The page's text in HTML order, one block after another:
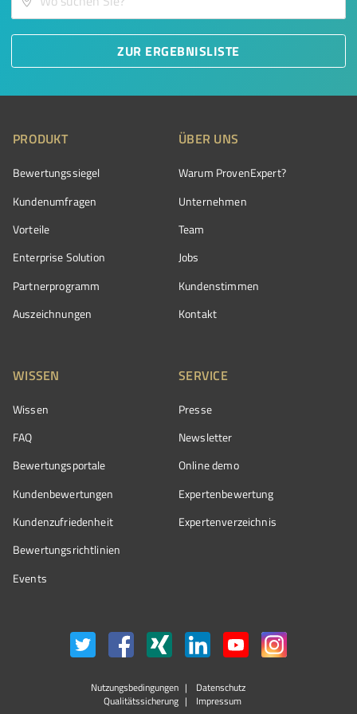
ZUR ERGEBNISLISTE
PRODUKT
Bewertungssiegel
Kundenumfragen
Vorteile
Enterprise Solution
Partnerprogramm
Auszeichnungen
ÜBER UNS
Warum ProvenExpert?
Unternehmen
Team
Jobs
Kundenstimmen
Kontakt
WISSEN
Wissen
FAQ
Bewertungsportale
Kundenbewertungen
Kundenzufriedenheit
Bewertungs­richtlinien
Events
SERVICE
Presse
Newsletter
Online demo
Expertenbewertung
Expertenverzeichnis
Nutzungsbedingungen
Datenschutz
Qualitätssicherung
Impressum